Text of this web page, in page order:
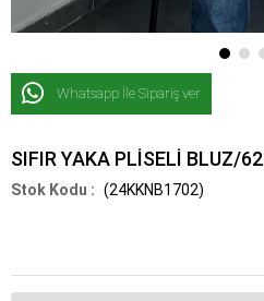
Whatsapp İle Sipariş ver
SIFIR YAKA PLİSELİ BLUZ/
(24KKNB1702)